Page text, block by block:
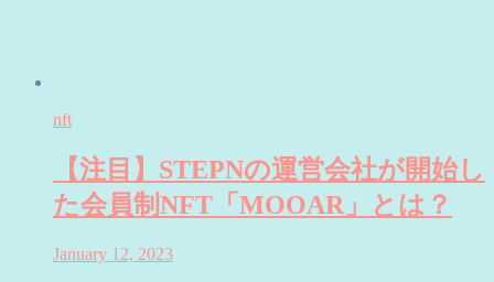
nft
【注目】STEPNの運営会社が開始し
た会員制NFT「MOOAR」とは？
January 12, 2023